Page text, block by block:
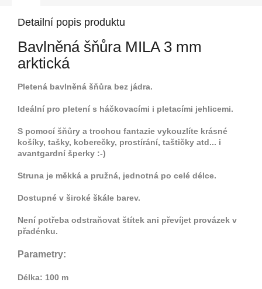
Detailní popis produktu
Bavlněná šňůra MILA 3 mm
arktická
Pletená bavlněná šňůra bez jádra.
Ideální pro pletení s háčkovacími i pletacími jehlicemi.
S pomocí šňůry a trochou fantazie vykouzlíte krásné
košíky, tašky, koberečky, prostírání, taštičky atd... i
avantgardní šperky :-)
Struna je měkká a pružná, jednotná po celé délce.
Dostupné v široké škále barev.
Není potřeba odstraňovat štítek ani převíjet provázek v
přadénku.
Parametry:
Délka: 100 m